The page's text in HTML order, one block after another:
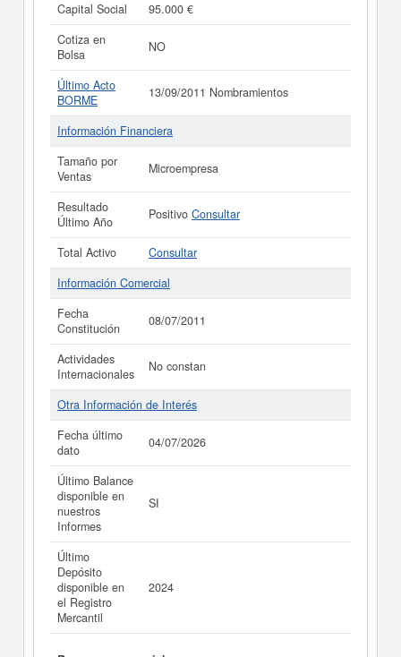
Capital Social
95.000 €
Cotiza en
Bolsa
NO
Último Acto
BORME
13/09/2011 Nombramientos
Información Financiera
Tamaño por
Ventas
Microempresa
Resultado
Último Año
Positivo Consultar
Total Activo
Consultar
Información Comercial
Fecha
Constitución
08/07/2011
Actividades
Internacionales
No constan
Otra Información de Interés
Fecha último
dato
04/07/2026
Último Balance
disponible en
nuestros
Informes
SI
Último
Depósito
disponible en
el Registro
Mercantil
2024